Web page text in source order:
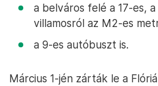
a belváros felé a 17-es, a
villamosról az M2-es
a 9-es autóbuszt is.
Március 1-jén zárták le a